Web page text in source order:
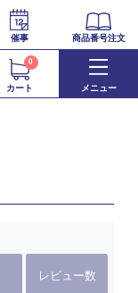
催事 商品番号注文
カート
0
メニュー
レビュー数